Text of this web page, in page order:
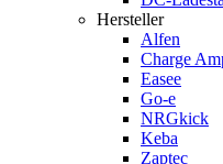
Hersteller
Alfen
Charge
Easee
Go-e
NRGkick
Keba
Zaptec